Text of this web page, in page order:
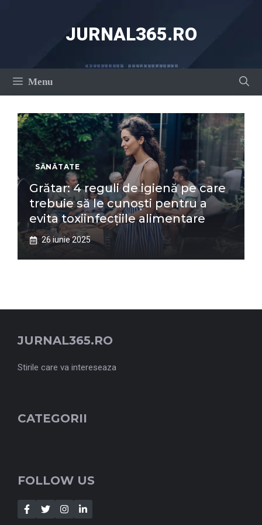
JURNAL365.RO
Menu
SĂNĂTATE
Grătar: 4 reguli de igienă pe care
trebuie să le cunoști pentru a
evita toxiinfecțiile alimentare
26 iunie 2025
JURNAL365.RO
Stirile care va intereseaza
CATEGORII
FOLLOW US